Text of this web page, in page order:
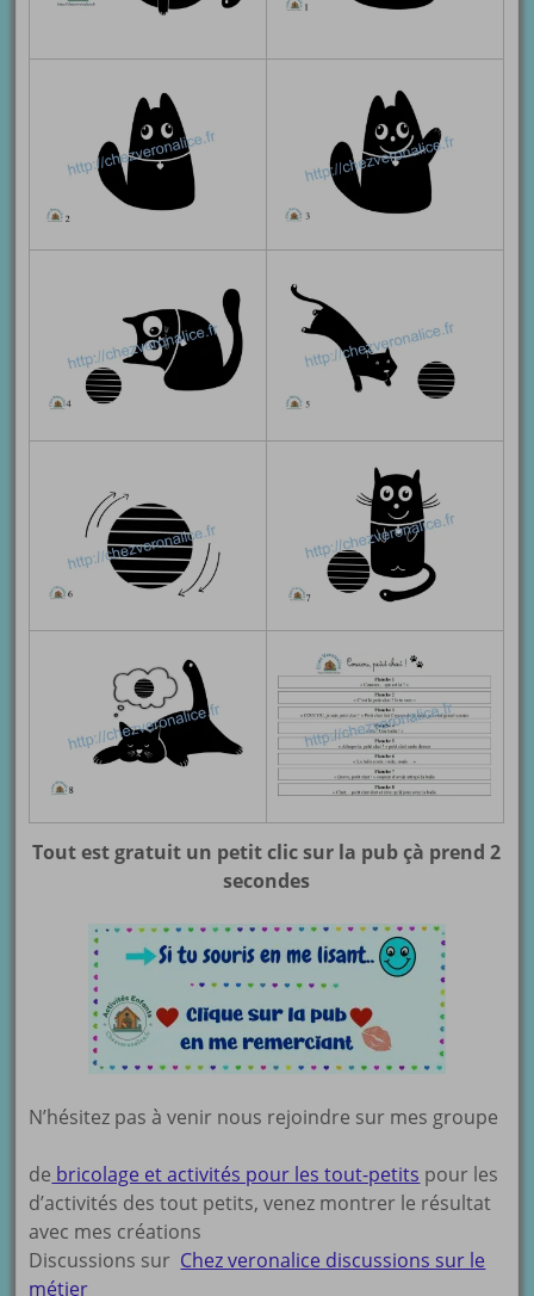
Tout est gratuit un petit clic sur la pub çà prend 2
secondes
N’hésitez pas à venir nous rejoindre sur mes groupe
de bricolage et activités pour les tout-petits pour les
d’activités des tout petits, venez montrer le résultat
avec mes créations
Discussions sur Chez veronalice discussions sur le
métier